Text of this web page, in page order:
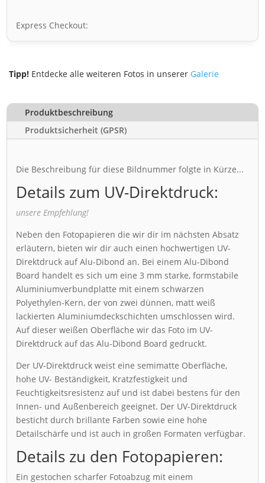
Express Checkout:
Tipp! Entdecke alle weiteren Fotos in unserer Galerie
Produktbeschreibung
Produktsicherheit (GPSR)
Die Beschreibung für diese Bildnummer folgte in Kürze...
Details zum UV-Direktdruck:
unsere Empfehlung!
Neben den Fotopapieren die wir dir im nächsten Absatz
erläutern, bieten wir dir auch einen hochwertigen UV-
Direktdruck auf Alu-Dibond an. Bei einem Alu-Dibond
Board handelt es sich um eine 3 mm starke, formstabile
Aluminiumverbundplatte mit einem schwarzen
Polyethylen-Kern, der von zwei dünnen, matt weiß
lackierten Aluminiumdeckschichten umschlossen wird.
Auf dieser weißen Oberfläche wir das Foto im UV-
Direktdruck auf das Alu-Dibond Board gedruckt.
Der UV-Direktdruck weist eine semimatte Oberfläche,
hohe UV- Beständigkeit, Kratzfestigkeit und
Feuchtigkeitsresistenz auf und ist dabei bestens für den
Innen- und Außenbereich geeignet. Der UV-Direktdruck
besticht durch brillante Farben sowie eine hohe
Detailschärfe und ist auch in großen Formaten verfügbar.
Details zu den Fotopapieren:
Ein gestochen scharfer Fotoabzug mit einem